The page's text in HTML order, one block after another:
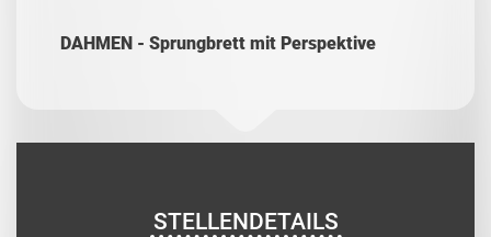
DAHMEN - Sprungbrett mit Perspektive
STELLENDETAILS